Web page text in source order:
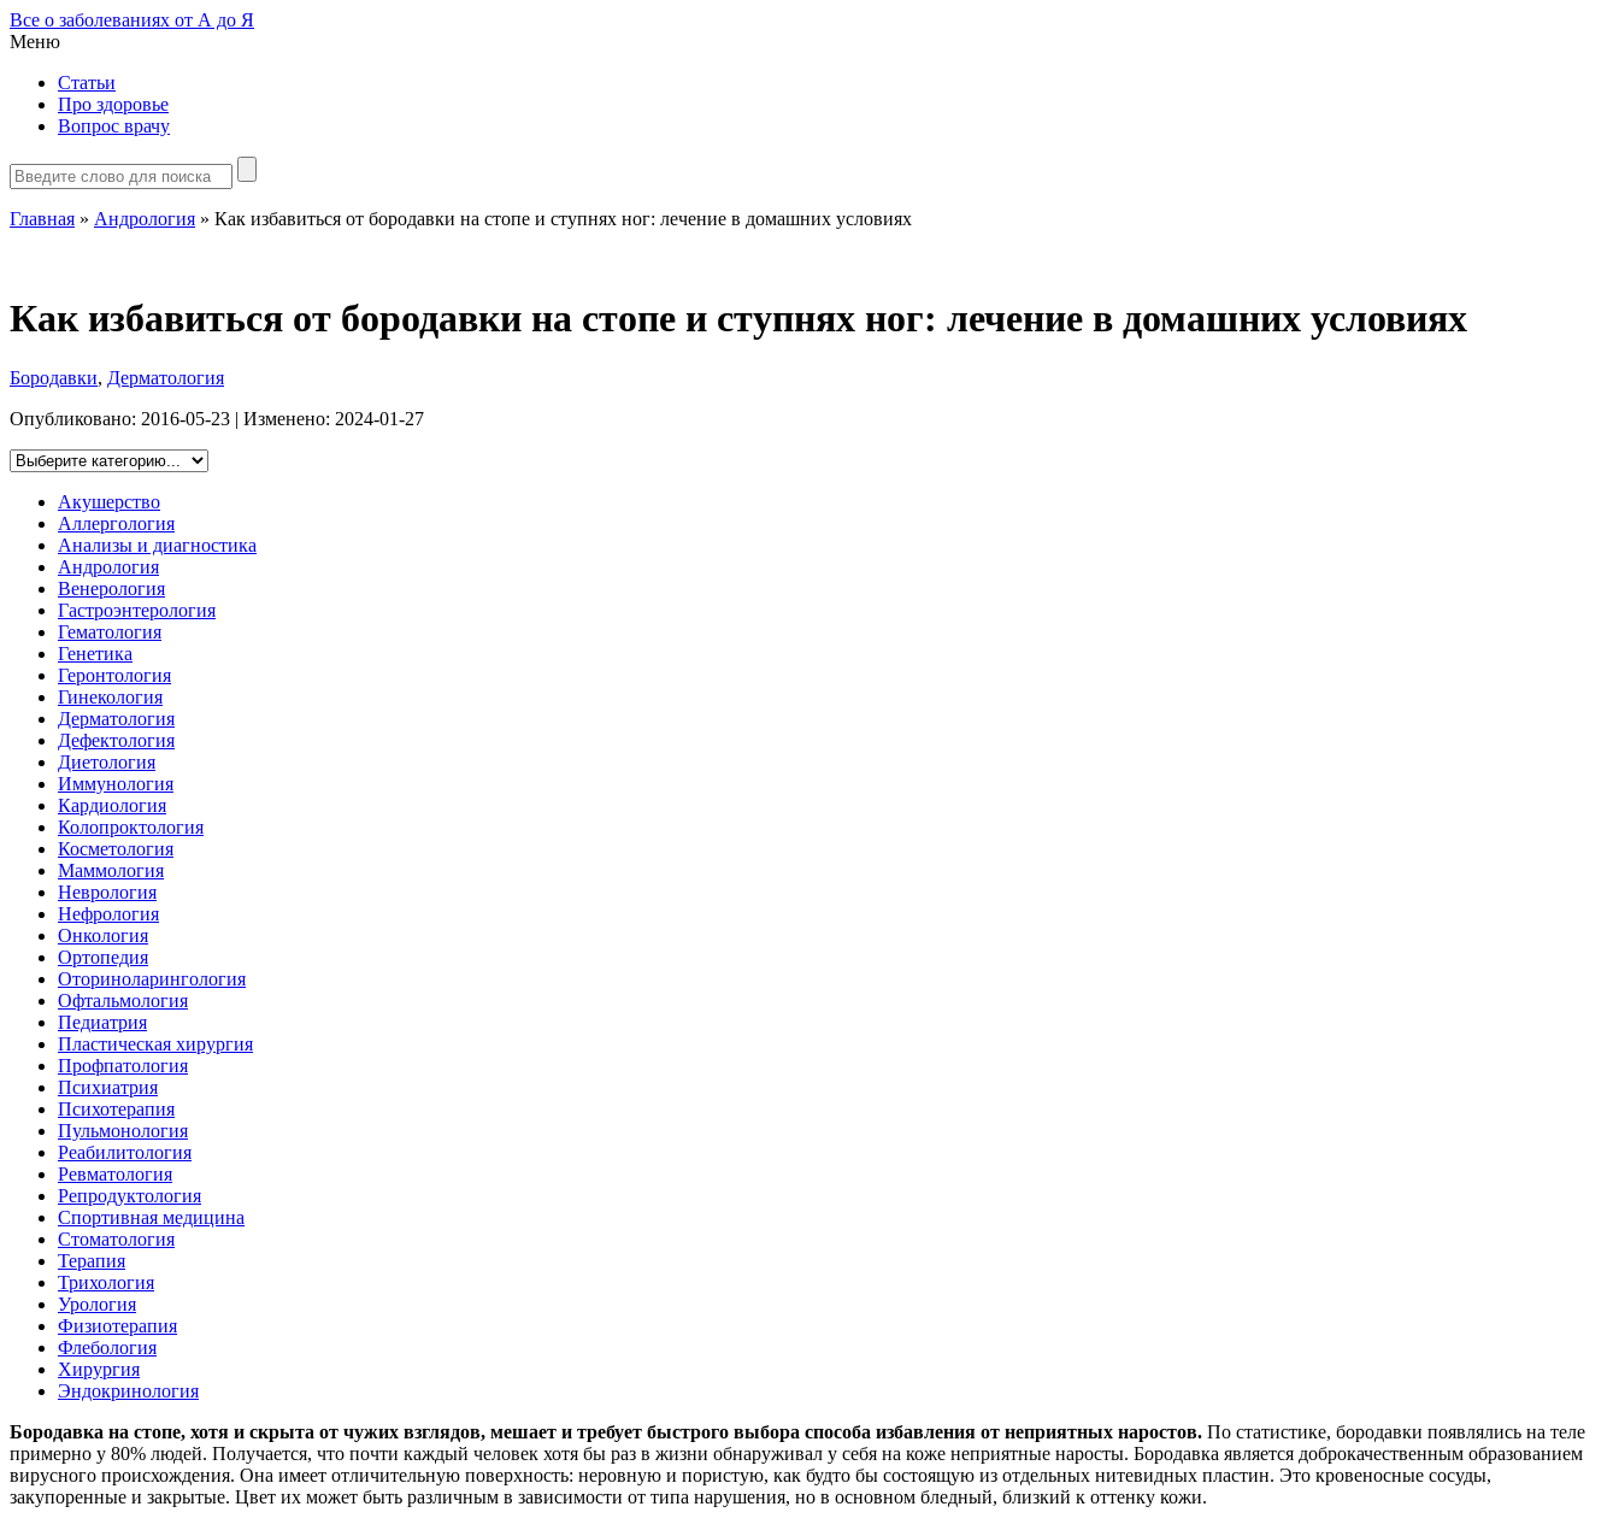
Все о заболеваниях от А до Я
Меню
Статьи
Про здоровье
Вопрос врачу
Главная » Андрология » Как избавиться от бородавки на стопе и ступнях ног: лечение в домашних условиях
Как избавиться от бородавки на стопе и ступнях ног: лечение в домашних условиях
Бородавки, Дерматология
Опубликовано: 2016-05-23 | Изменено: 2024-01-27
Акушерство
Аллергология
Анализы и диагностика
Андрология
Венерология
Гастроэнтерология
Гематология
Генетика
Геронтология
Гинекология
Дерматология
Дефектология
Диетология
Иммунология
Кардиология
Колопроктология
Косметология
Маммология
Неврология
Нефрология
Онкология
Ортопедия
Оториноларингология
Офтальмология
Педиатрия
Пластическая хирургия
Профпатология
Психиатрия
Психотерапия
Пульмонология
Реабилитология
Ревматология
Репродуктология
Спортивная медицина
Стоматология
Терапия
Трихология
Урология
Физиотерапия
Флебология
Хирургия
Эндокринология
Бородавка на стопе, хотя и скрыта от чужих взглядов, мешает и требует быстрого выбора способа избавления от неприятных наростов. По статистике, бородавки появлялись на теле
примерно у 80% людей. Получается, что почти каждый человек хотя бы раз в жизни обнаруживал у себя на коже неприятные наросты. Бородавка является доброкачественным образованием
вирусного происхождения. Она имеет отличительную поверхность: неровную и пористую, как будто бы состоящую из отдельных нитевидных пластин. Это кровеносные сосуды,
закупоренные и закрытые. Цвет их может быть различным в зависимости от типа нарушения, но в основном бледный, близкий к оттенку кожи.